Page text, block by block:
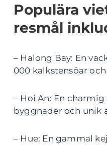
Populära
resmål
– Halong Bay: En
000 kalkstensöar och
– Hoi An: En
byggnader och unik
– Hue: En gammal